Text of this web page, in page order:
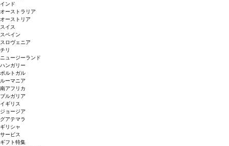
インド
オーストラリア
オーストリア
スイス
スペイン
スロヴェニア
チリ
ニュージーランド
ハンガリー
ポルトガル
ルーマニア
南アフリカ
ブルガリア
イギリス
ジョージア
グアテマラ
ギリシャ
サービス
ギフト特集